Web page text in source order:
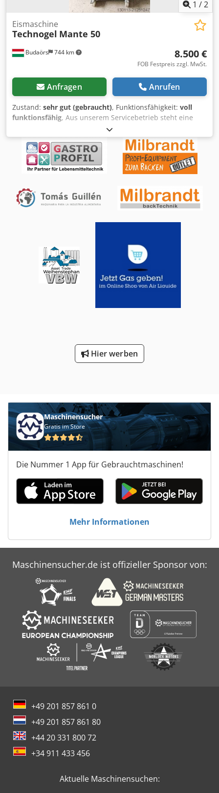
1 /2
Budaörs 744 km
Eismaschine
Technogel Mante 50
8.500 €
FOB Festpreis zzgl. MwSt.
Anfragen Anrufen
Zustand: sehr gut (gebraucht), Funktionsfähigkeit: voll
funktionsfähig, Aus unserem Servicebetrieb steht eine
italienische, äußerst robuste und leistungsstarke
Speiseeis-Gefrieranlage mit 40/60 kg Kapazität zum
Verkauf, die kaum genutzt wurde. Pro Zyklus (5–7 Minuten)
können 4–9 kg Speiseeis hergestellt werden. Besonderheit
ist die Möglichkeit des Betriebs sowohl mit Luft- als auch
Dichtungen und neuer Brause. Zuverlässiger Service,
Ersatzteilversorgung und Garantie werden gewährleistet.
Dcodpfx Ajykvgtobusk
Hier werben
Maschinensucher
Gratis im Store
Die Nummer 1 App für Gebrauchtmaschinen!
Mehr Informationen
Maschinensucher.de ist offizieller Sponsor von:
+49 201 857 861 0
+49 201 857 861 80
+44 20 331 800 72
+34 911 433 456
Aktuelle Maschinensuchen: